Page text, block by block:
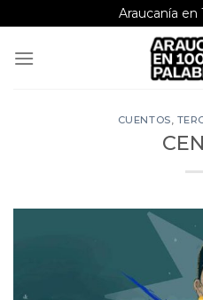
al
contenido
Araucanía en
CUENTOS,